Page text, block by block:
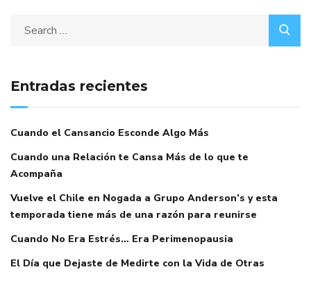
Entradas recientes
Cuando el Cansancio Esconde Algo Más
Cuando una Relación te Cansa Más de lo que te
Acompaña
Vuelve el Chile en Nogada a Grupo Anderson’s y esta
temporada tiene más de una razón para reunirse
Cuando No Era Estrés… Era Perimenopausia
El Día que Dejaste de Medirte con la Vida de Otras